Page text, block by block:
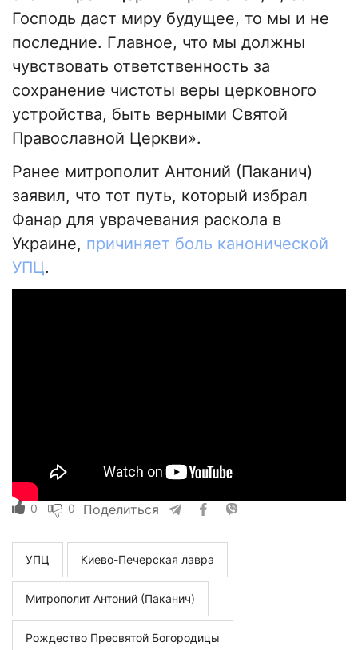
Господь даст миру будущее, то мы и не
последние. Главное, что мы должны
чувствовать ответственность за
сохранение чистоты веры церковного
устройства, быть верными Святой
Православной Церкви».
Ранее митрополит Антоний (Паканич)
заявил, что тот путь, который избрал
Фанар для уврачевания раскола в
Украине, причиняет боль канонической
УПЦ.
0 0 Поделиться
УПЦ Киево-Печерская лавра
Митрополит Антоний (Паканич)
Рождество Пресвятой Богородицы